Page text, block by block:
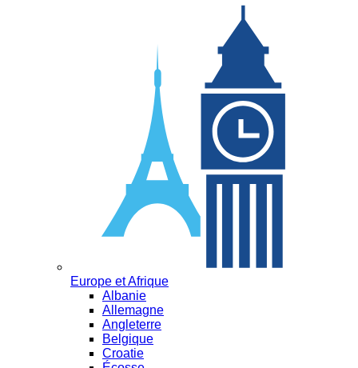
Europe et Afrique
Albanie
Allemagne
Angleterre
Belgique
Croatie